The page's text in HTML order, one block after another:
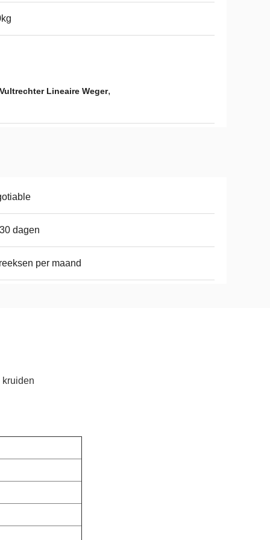
Lineaire Weger,
dagen
per maand